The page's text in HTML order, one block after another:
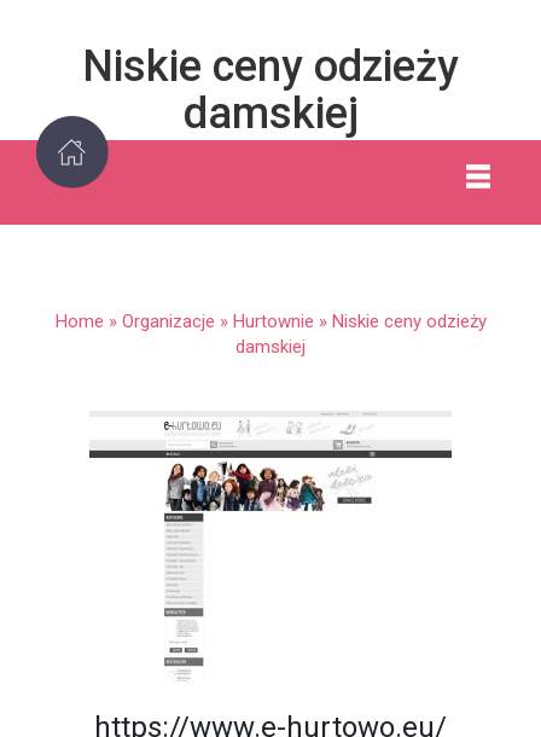
Niskie ceny odzieży
damskiej
Home » Organizacje » Hurtownie » Niskie ceny odzieży
damskiej
https://www.e-hurtowo.eu/